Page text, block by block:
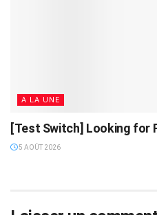
A LA UNE
[Test Switch] Looking for
5 AOÛT 2026